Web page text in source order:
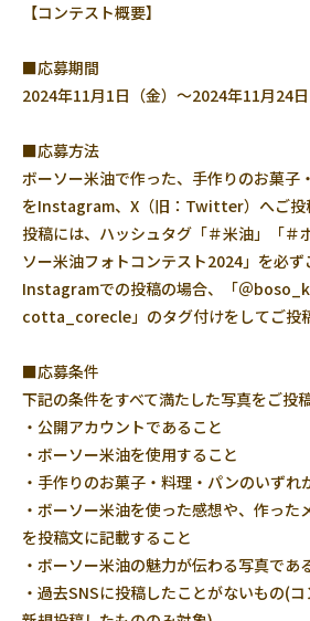
【コンテスト概要】
■応募期間
2024年11月1日（金）～2024年11月24日
■応募方法
ボーソー米油で作った、手作りのお菓子
をInstagram、X（旧：Twitter）へご投
投稿には、ハッシュタグ「＃米油」「＃
ソー米油フォトコンテスト2024」を必ず
Instagramでの投稿の場合、「＠
cotta_corecle」のタグ付けをしてご投
■応募条件
下記の条件をすべて満たした写真をご投
・公開アカウントであること
・ボーソー米油を使用すること
・手作りのお菓子・料理・パンのいずれ
・ボーソー米油を使った感想や、作った
を投稿文に記載すること
・ボーソー米油の魅力が伝わる写真であ
・過去SNSに投稿したことがないもの(